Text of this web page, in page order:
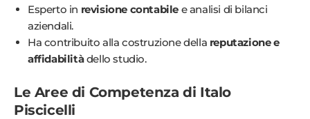
Esperto in revisione contabile e analisi di bilanci
aziendali.
Ha contribuito alla costruzione della reputazione e
affidabilitàdello studio.
Le Aree di Competenza di Italo
Piscicelli